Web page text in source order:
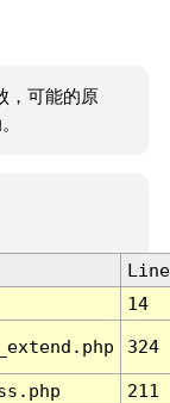
，可能的原
Line
14
324
211